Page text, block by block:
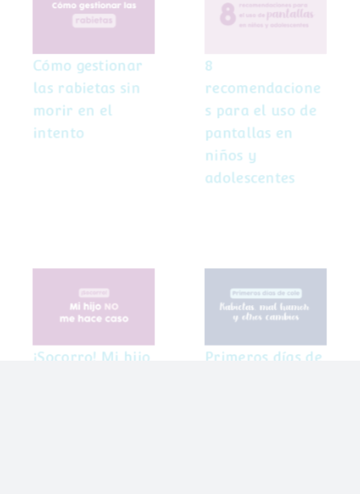
morir en el
Cómo gestionar
las rabietas sin
morir en el
intento
pantallas en
recomendacione
s para el uso de
pantallas en
niños y
¡Socorro! Mi hijo
no me hace caso
¡Socorro! Mi hijo
cole: rabietas,
mal humor y
Primeros días de